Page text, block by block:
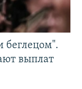
беглецом".
выплат